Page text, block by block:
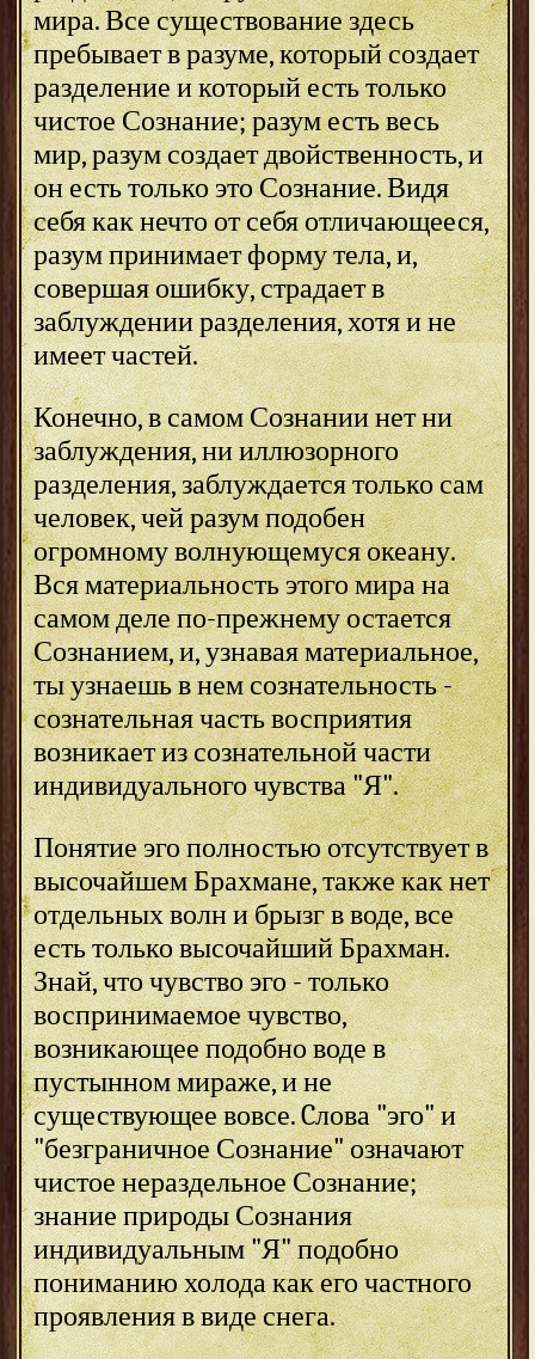
мира. Все существование здесь
пребывает в разуме, который создает
разделение и который есть только
чистое Сознание; разум есть весь
мир, разум создает двойственность, и
он есть только это Сознание. Видя
себя как нечто от себя отличающееся,
разум принимает форму тела, и,
совершая ошибку, страдает в
заблуждении разделения, хотя и не
имеет частей.
Конечно, в самом Сознании нет ни
заблуждения, ни иллюзорного
разделения, заблуждается только сам
человек, чей разум подобен
огромному волнующемуся океану.
Вся материальность этого мира на
самом деле по-прежнему остается
Сознанием, и, узнавая материальное,
ты узнаешь в нем сознательность -
сознательная часть восприятия
возникает из сознательной части
индивидуального чувства "Я".
Понятие эго полностью отсутствует в
высочайшем Брахмане, также как нет
отдельных волн и брызг в воде, все
есть только высочайший Брахман.
Знай, что чувство эго - только
воспринимаемое чувство,
возникающее подобно воде в
пустынном мираже, и не
существующее вовсе. Cлова "эго" и
"безграничное Сознание" означают
чистое нераздельное Сознание;
знание природы Сознания
индивидуальным "Я" подобно
пониманию холода как его частного
проявления в виде снега.